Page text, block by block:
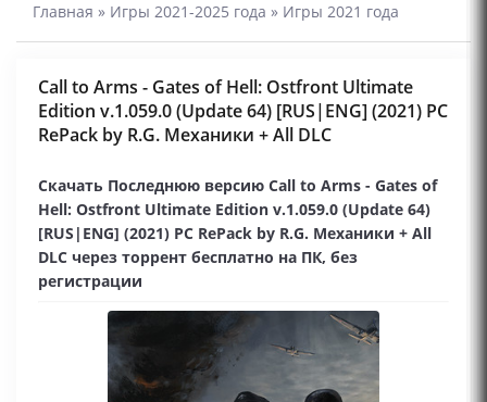
Главная » Игры 2021-2025 года » Игры 2021 года
Call to Arms - Gates of Hell: Ostfront Ultimate
Edition v.1.059.0 (Update 64) [RUS|ENG] (2021) PC
RePack by R.G. Механики + All DLC
Скачать Последнюю версию Call to Arms - Gates of
Hell: Ostfront Ultimate Edition v.1.059.0 (Update 64)
[RUS|ENG] (2021) PC RePack by R.G. Механики + All
DLC через торрент бесплатно на ПК, без
регистрации